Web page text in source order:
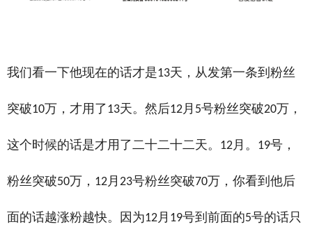
我们看一下他现在的话才是13天，从发第一条到粉丝
突破10万，才用了13天。然后12 月 5号粉丝突破20万，
这个时候的话是才用了二十二十二天。 12 月。 19号，
粉丝突破50万， 12 月 23号粉丝突破70万，你看到他后
面的话越涨粉越快。因为12 月 19号到前面的5号的话只